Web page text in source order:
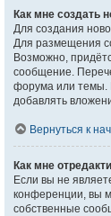
Как мне создать
Для создания
Для размещения
Возможно,
сообщение.
форума или темы.
добавлять
Вернуться к
Как мне
Если вы не
конференции, вы
собственные